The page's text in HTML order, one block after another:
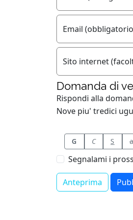
Email
Sito internet
Domanda di
Rispondi alla
Nove piu' tredici
G C S
Segnalami i